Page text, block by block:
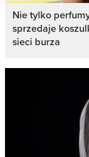
Nie tylko
sprzedaje
sieci burza